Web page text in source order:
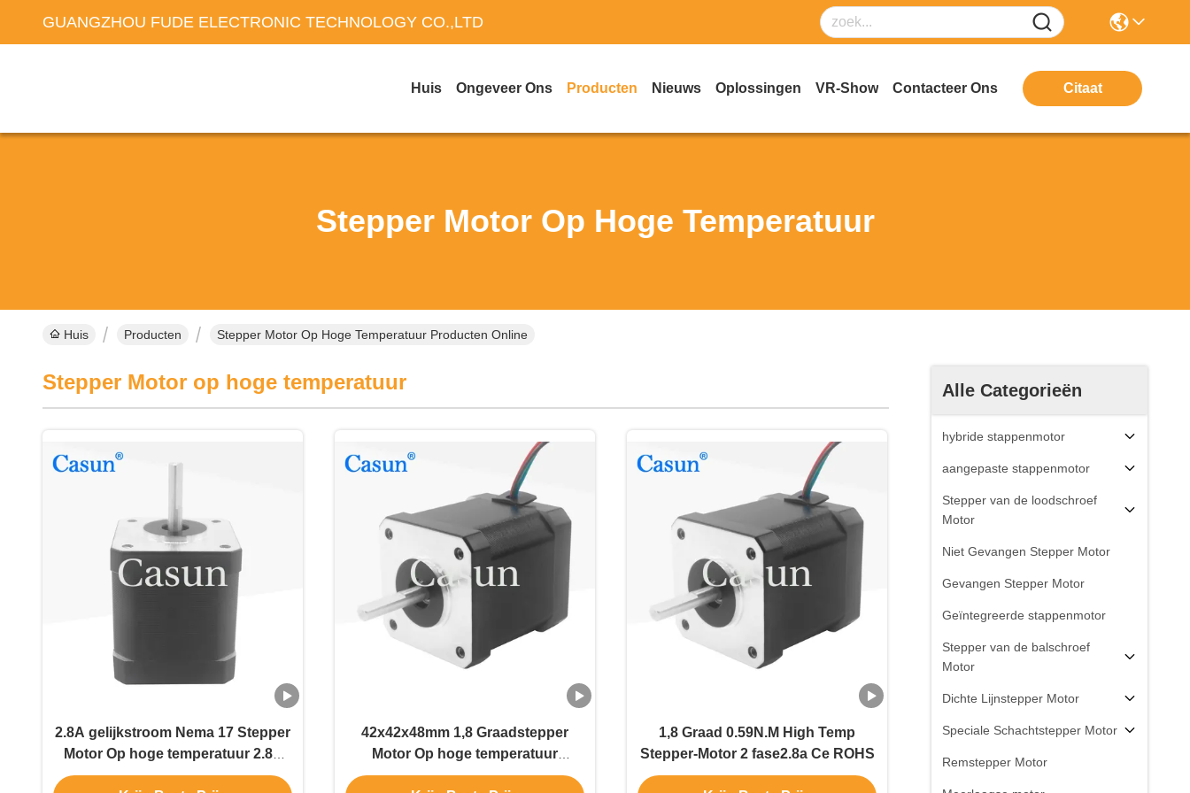
GUANGZHOU FUDE ELECTRONIC TECHNOLOGY CO.,LTD
Huis Ongeveer Ons Producten Nieuws Oplossingen VR-Show Contacteer Ons Citaat
Stepper Motor Op Hoge Temperatuur
Huis Producten Stepper Motor Op Hoge Temperatuur Producten Online
Alle Categorieën
hybride stappenmotor
aangepaste stappenmotor
Stepper van de loodschroef
Motor
Niet Gevangen Stepper Motor
Gevangen Stepper Motor
Geïntegreerde stappenmotor
Stepper van de balschroef
Motor
Dichte Lijnstepper Motor
Speciale Schachtstepper Motor
Remstepper Motor
Stepper Motor op hoge temperatuur
2.8A gelijkstroom Nema 17 Stepper
Motor Op hoge temperatuur 2.8V
Op hoge temperatuur 0.59N.M
42x42x48mm 1,8 Graadstepper
Motor Op hoge temperatuur
0.59N.M 2.8A-Ce ROHS
1,8 Graad 0.59N.M High Temp
Stepper-Motor 2 fase2.8a Ce ROHS